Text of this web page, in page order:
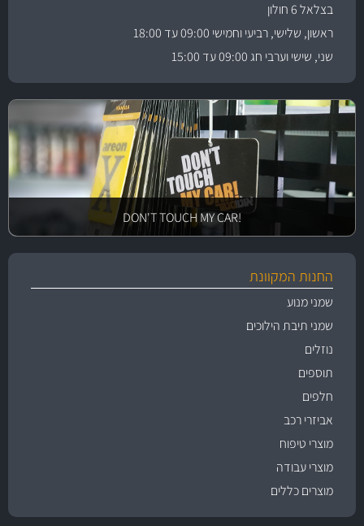
בצלאל 6 חולון
ראשון, שלישי, רביעי וחמישי 09:00 עד 18:00
שני, שישי וערבי חג 09:00 עד 15:00
!DON'T TOUCH MY CAR
החנות המקוונת
שמני מנוע
שמני תיבת הילוכים
נוזלים
תוספים
חלפים
אביזרי רכב
מוצרי טיפוח
מוצרי עבודה
מוצרים כללים